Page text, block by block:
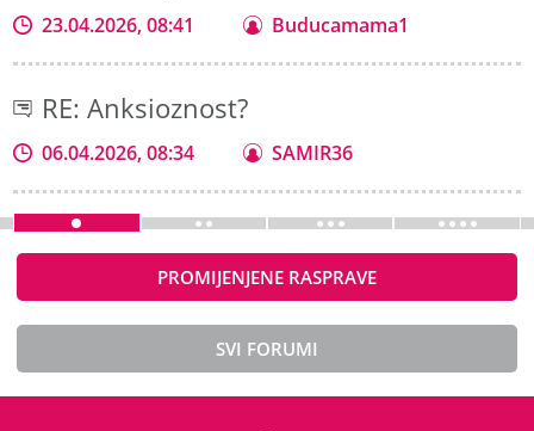
23.04.2026, 08:41 Buducamama1
RE: Anksioznost?
06.04.2026, 08:34 SAMIR36
PROMIJENJENE RASPRAVE
SVI FORUMI